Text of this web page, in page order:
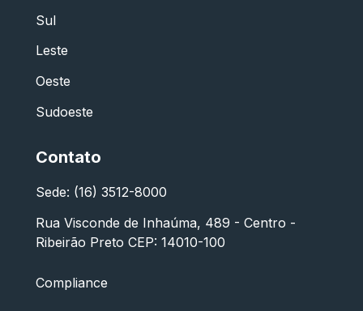
Sul
Leste
Oeste
Sudoeste
Contato
Sede: (16) 3512-8000
Rua Visconde de Inhaúma, 489 - Centro -
Ribeirão Preto CEP: 14010-100
Compliance